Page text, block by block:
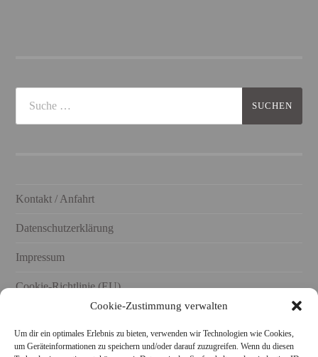
Cookie-Zustimmung verwalten
Um dir ein optimales Erlebnis zu bieten, verwenden wir Technologien wie Cookies,
um Geräteinformationen zu speichern und/oder darauf zuzugreifen. Wenn du diesen
Kontakt / Anfahrt
Datenschutzerklärung
Impressum
Cookie-Richtlinie (EU)